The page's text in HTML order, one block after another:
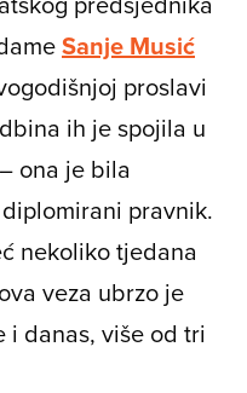
Sanje Musić
proslavi
ih je spojila u
ona je bila
pravnik.
nekoliko tjedana
veza ubrzo je
danas, više od tri